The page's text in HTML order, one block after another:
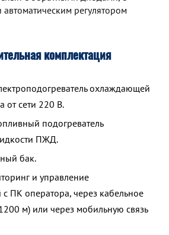
регулятором
комплектация
охлаждающей
от сети 220 В.
подогреватель
ПЖД.
бак.
и управление
с ПК оператора, через кабельное
м) или через мобильную связь